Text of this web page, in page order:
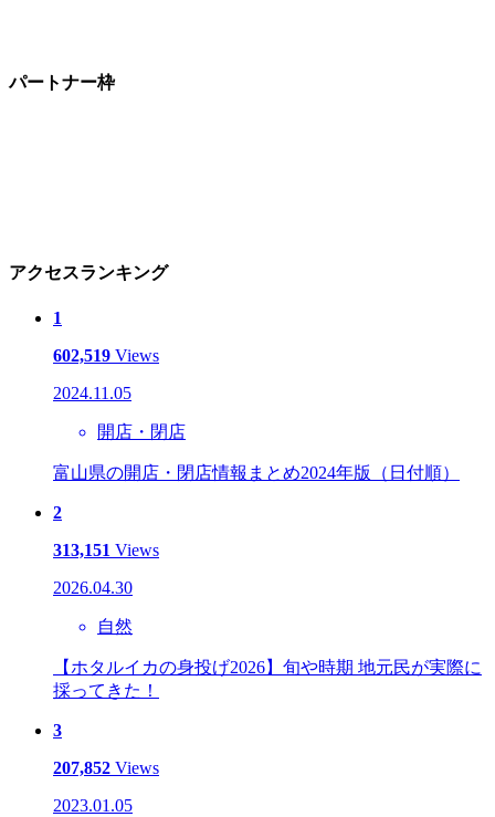
パートナー枠
アクセスランキング
1
602,519 Views
2024.11.05
開店・閉店
富山県の開店・閉店情報まとめ2024年版（日付順）
2
313,151 Views
2026.04.30
自然
【ホタルイカの身投げ2026】旬や時期 地元民が実際に
採ってきた！
3
207,852 Views
2023.01.05